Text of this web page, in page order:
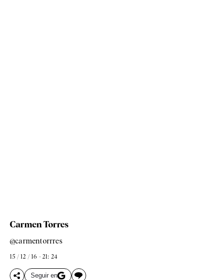
Carmen Torres
@carmentorrres
15 / 12 / 16 - 21: 24
Seguir en